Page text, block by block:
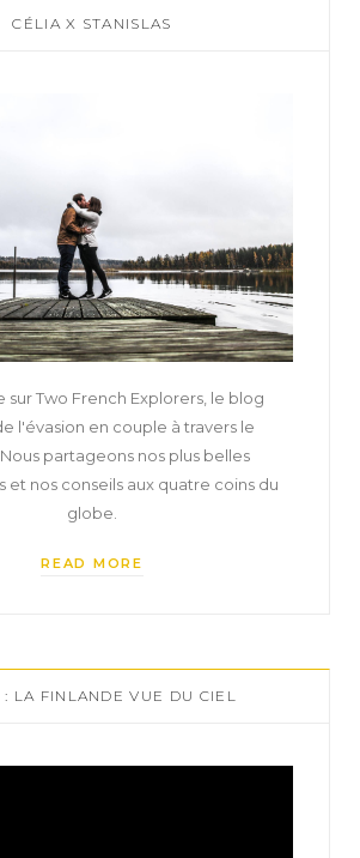
CÉLIA X STANISLAS
sur Two French Explorers, le blog
l'évasion en couple à travers le
partageons nos plus belles
et nos conseils aux quatre coins du
globe.
READ MORE
: LA FINLANDE VUE DU CIEL